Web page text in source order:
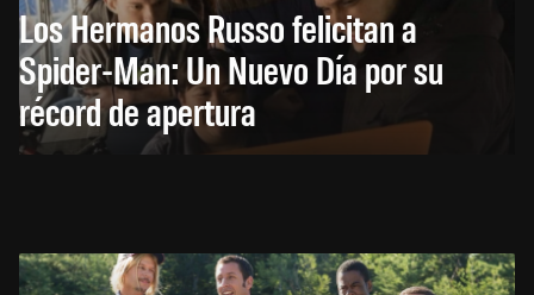
Los Hermanos Russo felicitan a
Spider-Man: Un Nuevo Día por su
récord de apertura